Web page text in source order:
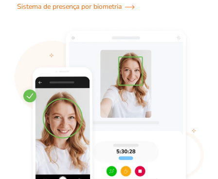
Sistema de presença por biometria